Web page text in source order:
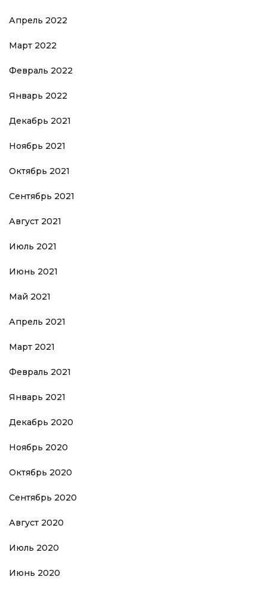
Апрель 2022
Март 2022
Февраль 2022
Январь 2022
Декабрь 2021
Ноябрь 2021
Октябрь 2021
Сентябрь 2021
Август 2021
Июль 2021
Июнь 2021
Май 2021
Апрель 2021
Март 2021
Февраль 2021
Январь 2021
Декабрь 2020
Ноябрь 2020
Октябрь 2020
Сентябрь 2020
Август 2020
Июль 2020
Июнь 2020